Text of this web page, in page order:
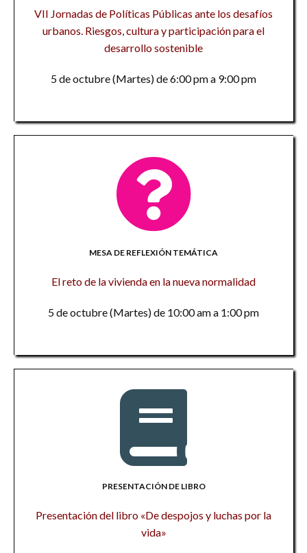
VII Jornadas de Políticas Públicas ante los desafíos
urbanos. Riesgos, cultura y participación para el
desarrollo sostenible
5 de octubre (Martes) de 6:00 pm a 9:00 pm
MESA DE REFLEXIÓN TEMÁTICA
El reto de la vivienda en la nueva normalidad
5 de octubre (Martes) de 10:00 am a 1:00 pm
PRESENTACIÓN DE LIBRO
Presentación del libro «De despojos y luchas por la
vida»